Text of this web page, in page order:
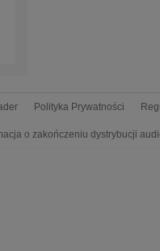
Polityka Prywatności
o zakończeniu dystrybucji